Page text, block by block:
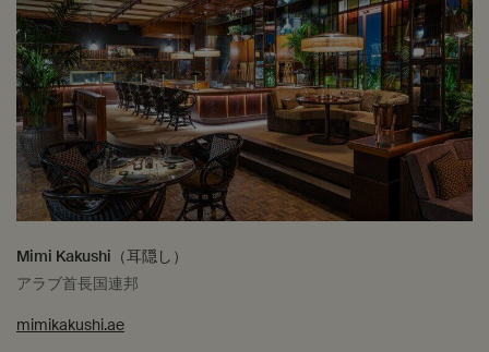
Mimi Kakushi（耳隠し）
アラブ首長国連邦
mimikakushi.ae